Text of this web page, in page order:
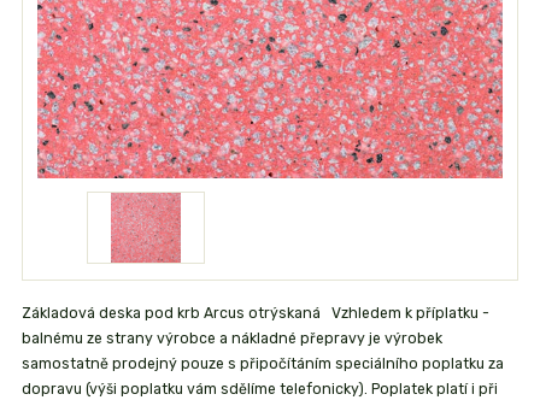
Základová deska pod krb Arcus otrýskaná Vzhledem k příplatku -
balnému ze strany výrobce a nákladné přepravy je výrobek
samostatně prodejný pouze s připočítáním speciálního poplatku za
dopravu (výši poplatku vám sdělíme telefonicky). Poplatek platí i při